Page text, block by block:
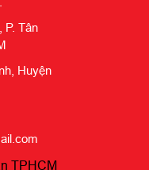
P. Tân
Huyện
TPHCM